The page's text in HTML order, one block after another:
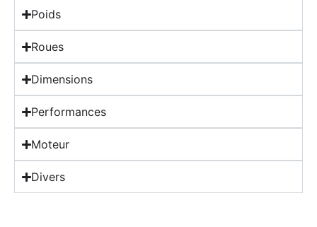
Poids
Roues
Dimensions
Performances
Moteur
Divers